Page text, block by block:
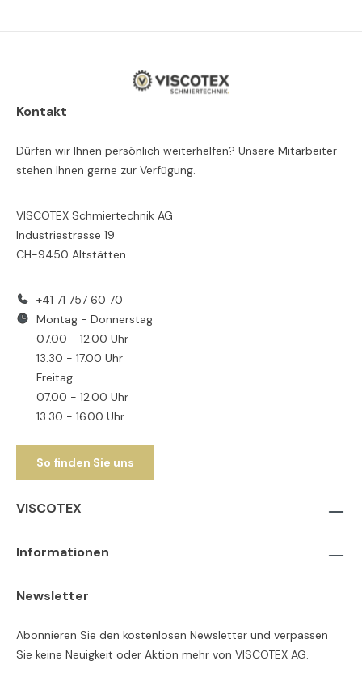
Kontakt
Dürfen wir Ihnen persönlich weiterhelfen? Unsere Mitarbeiter
stehen Ihnen gerne zur Verfügung.
VISCOTEX Schmiertechnik AG
Industriestrasse 19
CH-9450 Altstätten
+41 71 757 60 70
Montag - Donnerstag
07.00 - 12.00 Uhr
13.30 - 17.00 Uhr
Freitag
07.00 - 12.00 Uhr
13.30 - 16.00 Uhr
So finden Sie uns
VISCOTEX
Informationen
Newsletter
Abonnieren Sie den kostenlosen Newsletter und verpassen
Sie keine Neuigkeit oder Aktion mehr von VISCOTEX AG.